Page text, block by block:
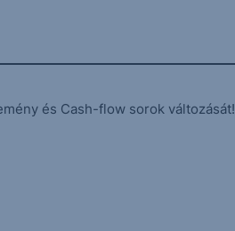
és Cash-flow sorok változását!